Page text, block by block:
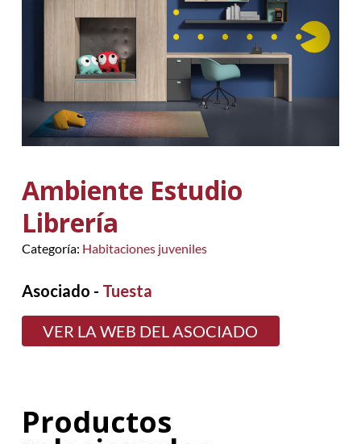
Ambiente Estudio
Librería
Categoría: Habitaciones juveniles
Asociado - Tuesta
VER LA WEB DEL ASOCIADO
Productos